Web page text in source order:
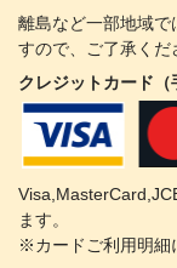
離島など一部地域で
すので、ご了承くだ
クレジットカード（
ます。
※カードご利用明細